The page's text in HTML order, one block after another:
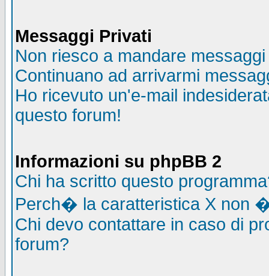
Messaggi Privati
Non riesco a mandare
Continuano ad arrivarmi
Ho ricevuto un'e-mail
questo forum!
Informazioni su phpBB 2
Chi ha scritto questo
Perch� la caratteristica X non
Chi devo contattare in caso di
forum?